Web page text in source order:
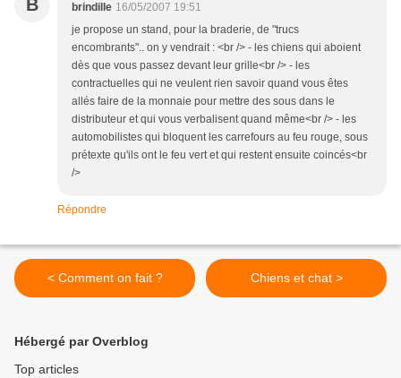
B brindille 16/05/2007 19:51
je propose un stand, pour la braderie, de "trucs
encombrants".. on y vendrait : <br /> - les chiens qui aboient
dès que vous passez devant leur grille<br /> - les
contractuelles qui ne veulent rien savoir quand vous êtes
allés faire de la monnaie pour mettre des sous dans le
distributeur et qui vous verbalisent quand même<br /> - les
automobilistes qui bloquent les carrefours au feu rouge, sous
prétexte qu'ils ont le feu vert et qui restent ensuite coincés<br
/>
Répondre
< Comment on fait ? Chiens et chat >
Hébergé par Overblog
Top articles